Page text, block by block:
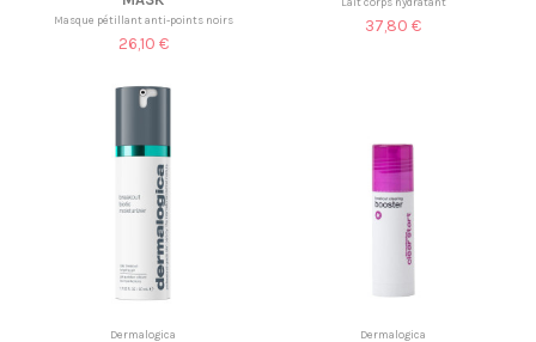
Masque pétillant anti-points noirs
26,10 €
37,80 €
Dermalogica Dermalogica